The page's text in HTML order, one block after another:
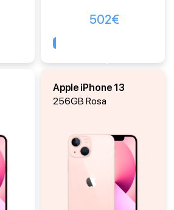
502€
Apple iPhone 13
256GB Rosa